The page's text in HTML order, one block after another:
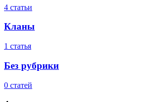
4 статьи
Кланы
1 статья
Без рубрики
0 статей